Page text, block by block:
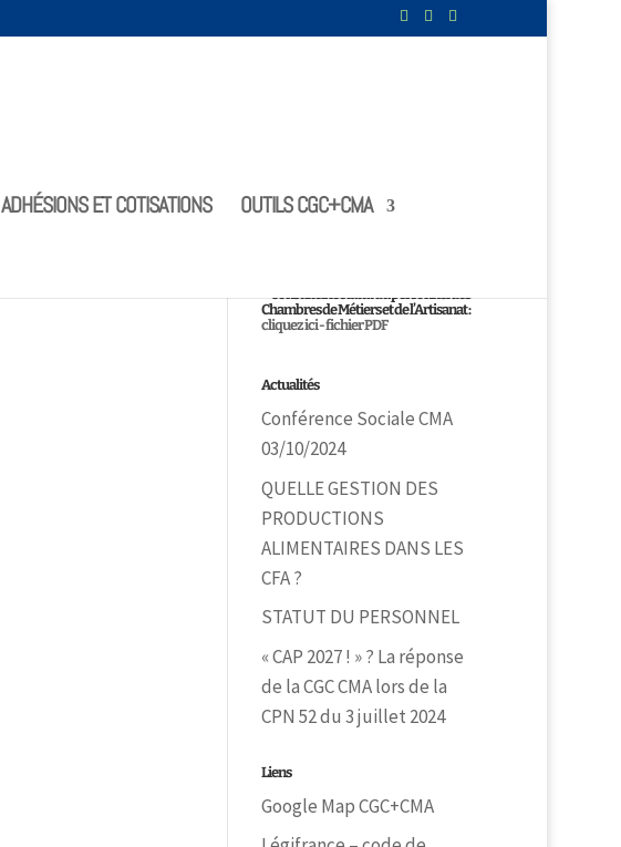
ADHÉSIONS ET COTISATIONS
OUTILS CGC+CMA
Consultez le statut du personnel des
Chambres de Métiers et de l’Artisanat :
cliquez ici - fichier PDF
Actualités
Conférence Sociale CMA
03/10/2024
QUELLE GESTION DES
PRODUCTIONS
ALIMENTAIRES DANS LES
CFA ?
STATUT DU PERSONNEL
« CAP 2027 ! » ? La réponse
de la CGC CMA lors de la
CPN 52 du 3 juillet 2024
Liens
Google Map CGC+CMA